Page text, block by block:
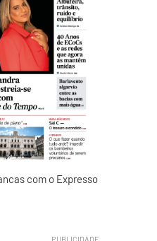
com o Expresso